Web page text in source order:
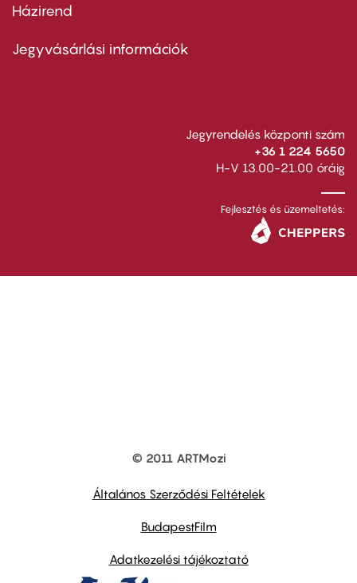
Footer
second
Házirend
Jegyvásárlási információk
Jegyrendelés központi szám
+36 1 224 5650
H-V 13.00-21.00 óráig
Fejlesztés és üzemeltetés:
© 2011 ARTMozi
Általános Szerződési Feltételek
BudapestFilm
Adatkezelési tájékoztató